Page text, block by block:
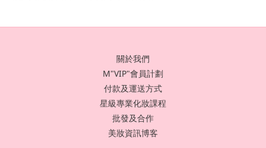
關於我們
M"VIP"會員計劃
付款及運送方式
星級專業化妝課程
批發及合作
美妝資訊博客